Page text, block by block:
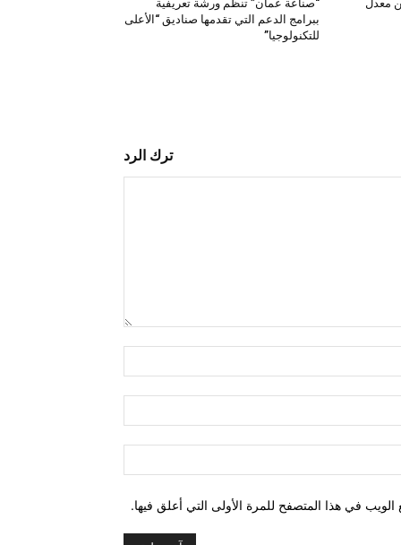
معدل
“صناعة عمان” تنظم ورشة تعريفية
ببرامج الدعم التي تقدمها صناديق “الأعلى
للتكنولوجيا”
ترك الرد
الإلكتروني:*
في هذا المتصفح للمرة الأولى التي أعلق فيها.